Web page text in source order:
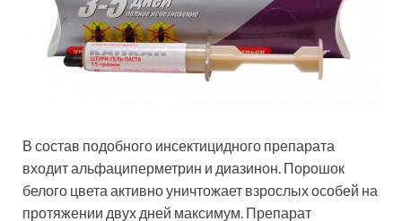
В состав подобного инсектицидного препарата
входит альфациперметрин и диазинон. Порошок
белого цвета активно уничтожает взрослых особей на
протяжении двух дней максимум. Препарат